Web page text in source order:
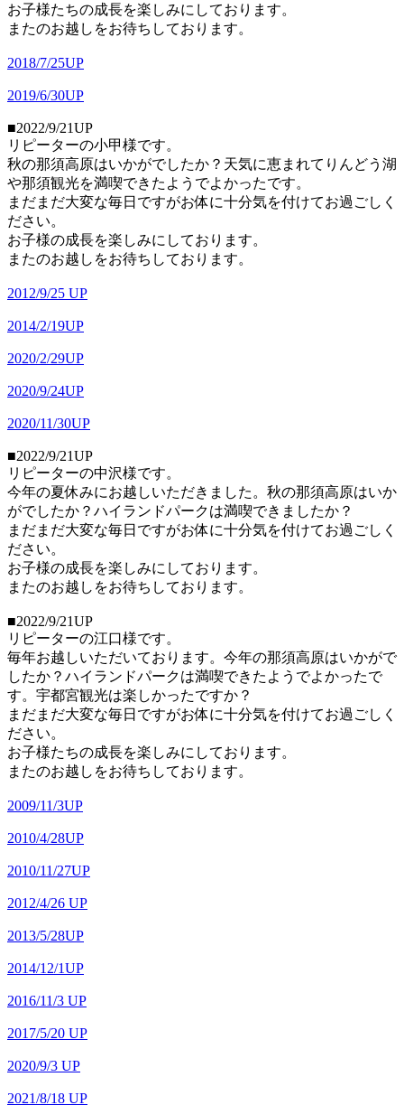
お子様たちの成長を楽しみにしております。
またのお越しをお待ちしております。
2018/7/25UP
2019/6/30UP
■2022/9/21UP
リピーターの小甲様です。
秋の那須高原はいかがでしたか？天気に恵まれてりんどう湖
や那須観光を満喫できたようでよかったです。
まだまだ大変な毎日ですがお体に十分気を付けてお過ごしく
ださい。
お子様の成長を楽しみにしております。
またのお越しをお待ちしております。
2012/9/25 UP
2014/2/19UP
2020/2/29UP
2020/9/24UP
2020/11/30UP
■2022/9/21UP
リピーターの中沢様です。
今年の夏休みにお越しいただきました。秋の那須高原はいか
がでしたか？ハイランドパークは満喫できましたか？
まだまだ大変な毎日ですがお体に十分気を付けてお過ごしく
ださい。
お子様の成長を楽しみにしております。
またのお越しをお待ちしております。
■2022/9/21UP
リピーターの江口様です。
毎年お越しいただいております。今年の那須高原はいかがで
したか？ハイランドパークは満喫できたようでよかったで
す。宇都宮観光は楽しかったですか？
まだまだ大変な毎日ですがお体に十分気を付けてお過ごしく
ださい。
お子様たちの成長を楽しみにしております。
またのお越しをお待ちしております。
2009/11/3UP
2010/4/28UP
2010/11/27UP
2012/4/26 UP
2013/5/28UP
2014/12/1UP
2016/11/3 UP
2017/5/20 UP
2020/9/3 UP
2021/8/18 UP